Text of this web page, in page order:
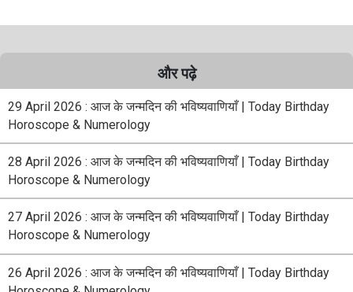
और पढ़े
29 April 2026 : आज के जन्मदिन की भविष्यवाणियाँ | Today Birthday
Horoscope & Numerology
28 April 2026 : आज के जन्मदिन की भविष्यवाणियाँ | Today Birthday
Horoscope & Numerology
27 April 2026 : आज के जन्मदिन की भविष्यवाणियाँ | Today Birthday
Horoscope & Numerology
26 April 2026 : आज के जन्मदिन की भविष्यवाणियाँ | Today Birthday